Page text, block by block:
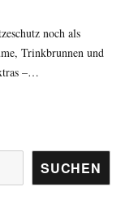
noch als
Trinkbrunnen und
–…
SUCHEN